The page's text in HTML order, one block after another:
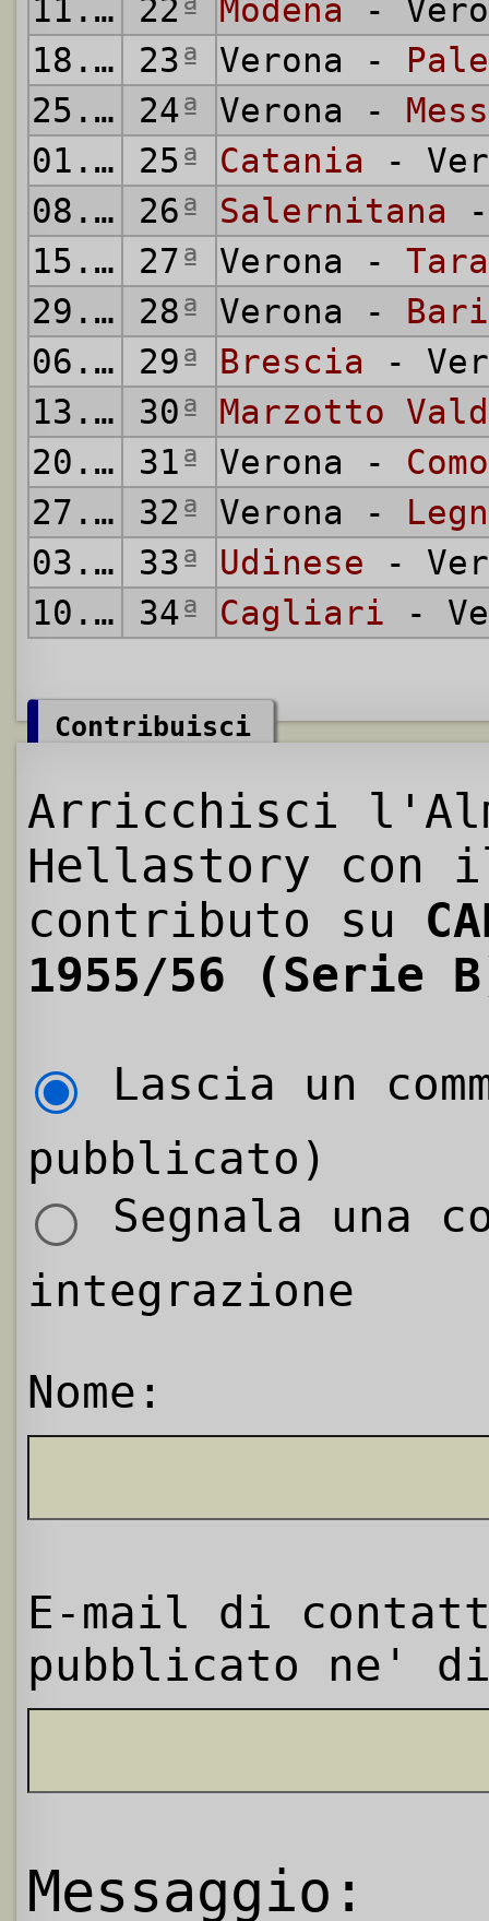
11.03.1956
22ª Modena -
18.03.1956
23ª Verona -
25.03.1956
24ª Verona -
01.04.1956
25ª Catania -
08.04.1956
26ª Salernitana -
15.04.1956
27ª Verona -
29.04.1956
28ª Verona - Bari
06.05.1956
29ª Brescia -
13.05.1956
30ª
Marzotto
20.05.1956
31ª Verona - Como
27.05.1956
32ª Verona -
03.06.1956
33ª Udinese -
10.06.1956
34ª Cagliari -
Contribuisci
Arricchisci
Hellastory con
contributo su
1955/56 (Serie
Lascia un
pubblicato)
Segnala una
integrazione
Nome:
E-mail di
pubblicato ne'
Messaggio: